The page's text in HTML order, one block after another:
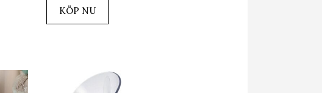
KÖP NU